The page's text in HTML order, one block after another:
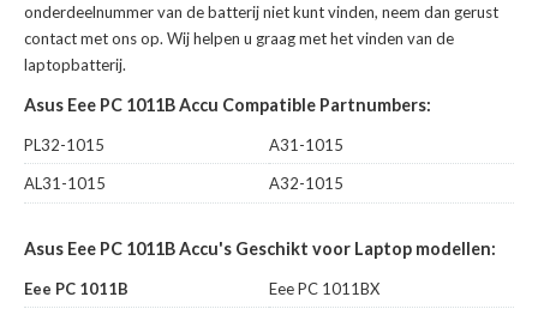
onderdeelnummer van de batterij niet kunt vinden, neem dan gerust
contact met ons op. Wij helpen u graag met het vinden van de
laptopbatterij.
Asus Eee PC 1011B Accu Compatible Partnumbers:
PL32-1015
A31-1015
AL31-1015
A32-1015
Asus Eee PC 1011B Accu's Geschikt voor Laptop modellen:
Eee PC 1011B
Eee PC 1011BX